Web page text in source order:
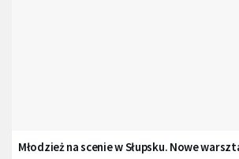
Młodzież na scenie w Słupsku. Nowe